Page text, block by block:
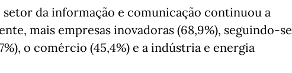
da informação e comunicação continuou a
mais empresas inovadoras (68,9%), seguindo-se
o comércio (45,4%) e a indústria e energia